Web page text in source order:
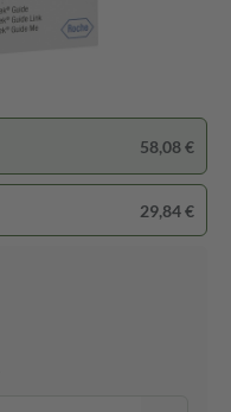
58,08 €
29,84 €